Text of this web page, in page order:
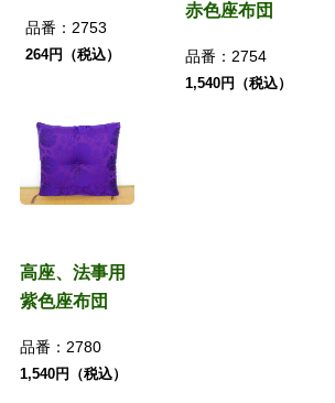
品番：2753
264円（税込）
赤色座布団
品番：2754
1,540円（税込）
高座、法事用
紫色座布団
品番：2780
1,540円（税込）